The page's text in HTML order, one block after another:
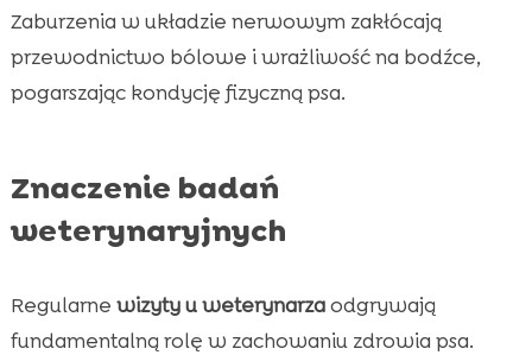
Zaburzenia w układzie nerwowym zakłócają
przewodnictwo bólowe i wrażliwość na bodźce,
pogarszając kondycję fizyczną psa.
Znaczenie badań
weterynaryjnych
Regularne wizyty u weterynarzaodgrywają
fundamentalną rolę w zachowaniu zdrowia psa.